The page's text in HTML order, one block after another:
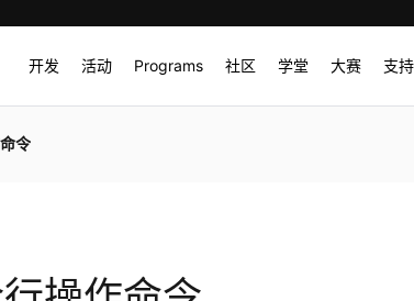
开发 活动 Programs 社区 学堂 大赛 支持
令